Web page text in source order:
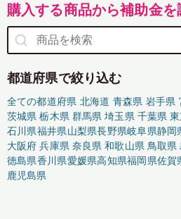
購入する商品から補助金を
都道府県で絞り込む
全ての都道府県 北海道 青森県 岩手県
茨城県 栃木県 群馬県 埼玉県 千葉県
石川県福井県山梨県長野県岐阜県静岡
大阪府 兵庫県 奈良県 和歌山県 鳥取県
徳島県香川県愛媛県高知県福岡県佐賀
鹿児島県